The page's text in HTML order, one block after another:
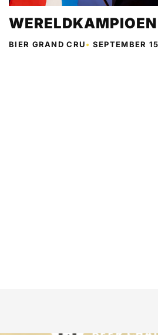
WERELDKAMPIOEN
BIER GRAND CRU• SEPTEMBER